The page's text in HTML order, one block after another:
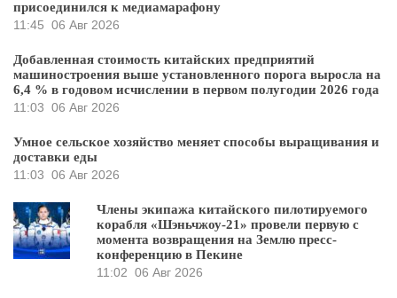
присоединился к медиамарафону
11:45 06 Авг 2026
Добавленная стоимость китайских предприятий
машиностроения выше установленного порога выросла на
6,4 % в годовом исчислении в первом полугодии 2026 года
11:03 06 Авг 2026
Умное сельское хозяйство меняет способы выращивания и
доставки еды
11:03 06 Авг 2026
Члены экипажа китайского пилотируемого
корабля «Шэньчжоу-21» провели первую с
момента возвращения на Землю пресс-
конференцию в Пекине
11:02 06 Авг 2026